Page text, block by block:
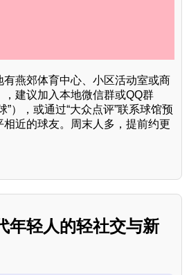
燕郊体育中心、小区活动室或商
建议加入本地微信群或QQ群
”），或通过“大众点评”联系球馆预
近的球友。周末人多，提前约更
年轻人的轻社交与新